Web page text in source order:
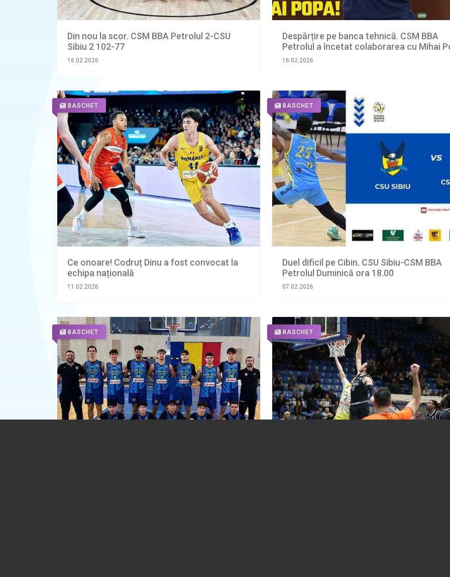
Din nou la scor. CSM BBA Petrolul 2-CSU
Sibiu 2 102-77
16.02.2026
Despărțire pe banca tehnică. CSM BBA
Petrolul a încetat colaborarea cu Mihai
16.02.2026
BASCHET
Ce onoare! Codruț Dinu a fost convocat la
echipa națională
11.02.2026
BASCHET
Duel dificil pe Cibin. CSU Sibiu-CSM BBA
Petrolul Duminică ora 18.00
07.02.2026
BASCHET BASCHET